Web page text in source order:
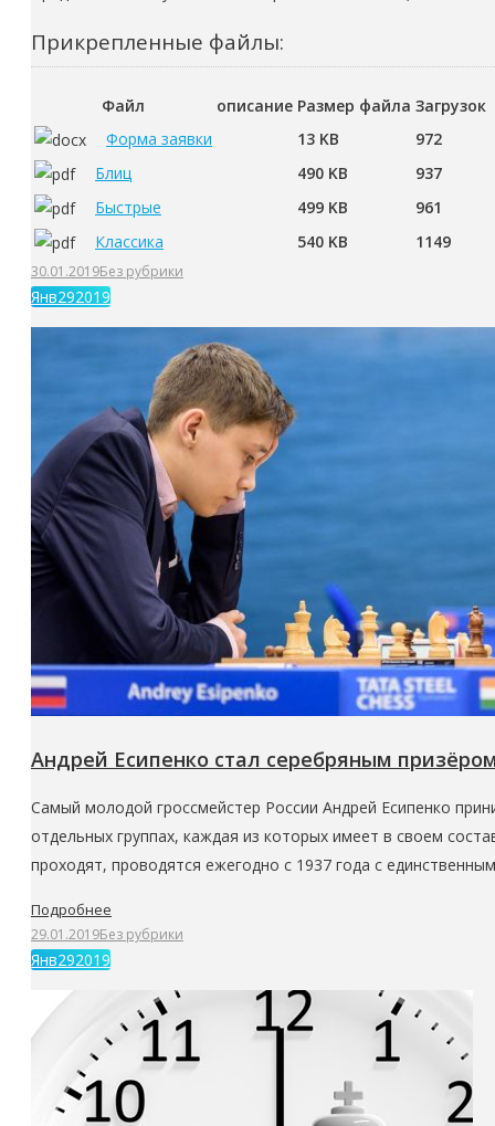
Прикрепленные файлы:
Файл описание Размер файла Загрузок
Форма заявки
13 KB
972
Блиц
490 KB
937
Быстрые
499 KB
961
Классика
540 KB 1149
30.01.2019Без рубрики
Янв292019
Андрей Есипенко стал серебряным
Самый молодой гроссмейстер России Андрей Есипенко
отдельных группах, каждая из которых имеет в своем
проходят, проводятся ежегодно с 1937 года с
Подробнее
29.01.2019Без рубрики
Янв292019